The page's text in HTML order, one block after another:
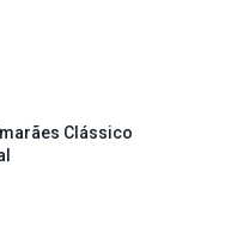
Clássico